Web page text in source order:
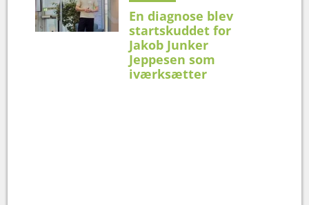
En diagnose blev
startskuddet for
Jakob Junker
Jeppesen som
iværksætter